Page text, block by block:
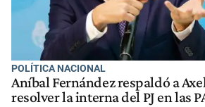
POLÍTICA NACIONAL
Aníbal Fernández respaldó a
resolver la interna del PJ en las